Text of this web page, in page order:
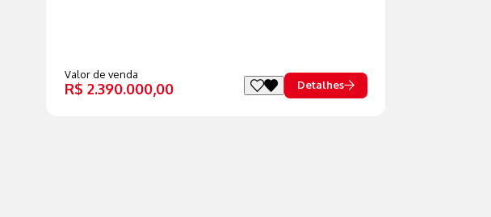
Valor de venda
R$ 2.390.000,00 Detalhes